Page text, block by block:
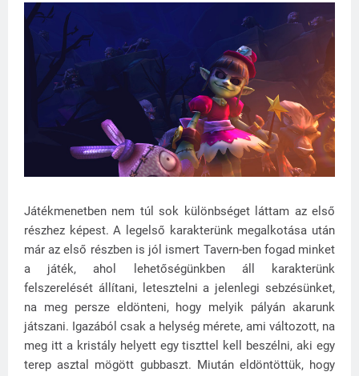
Játékmenetben nem túl sok különbséget láttam az első
részhez képest. A legelső karakterünk megalkotása után
már az első részben is jól ismert Tavern-ben fogad minket
a játék, ahol lehetőségünkben áll karakterünk
felszerelését állítani, letesztelni a jelenlegi sebzésünket,
na meg persze eldönteni, hogy melyik pályán akarunk
játszani. Igazából csak a helység mérete, ami változott, na
meg itt a kristály helyett egy tiszttel kell beszélni, aki egy
terep asztal mögött gubbaszt. Miután eldöntöttük, hogy